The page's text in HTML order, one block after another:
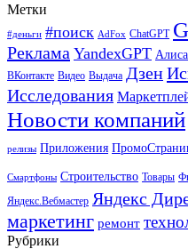
Метки
#деньги #поиск AdFox ChatGPT
Реклама YandexGPT Алиса
ВКонтакте Видео Выдача Дзен
Исследования
Новости компаний
релизы Приложения
Смартфоны Строительство Товары
Яндекс.Вебмастер Яндекс
маркетинг ремонт
Рубрики